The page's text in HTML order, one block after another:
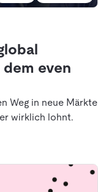
even
Weg in neue Märkte
wirklich lohnt.